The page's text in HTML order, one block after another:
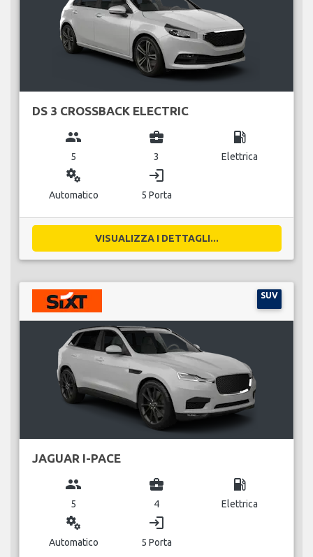
DS 3 CROSSBACK ELECTRIC
group
5
business_center
3
local_gas_station
Elettrica
miscellaneous_services
Automatico
login
5 Porta
VISUALIZZA I DETTAGLI...
SUV
JAGUAR I-PACE
group
5
business_center
4
local_gas_station
Elettrica
miscellaneous_services
Automatico
login
5 Porta